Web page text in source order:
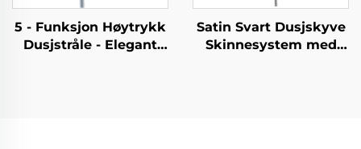
5 - Funksjon Høytrykk
Dusjstråle - Elegant
Satin Svart Dusjskyve
Skinnesystem med